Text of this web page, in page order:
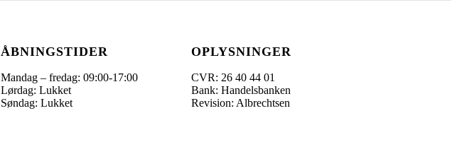
ÅBNINGSTIDER
Mandag – fredag: 09:00-17:00
Lørdag: Lukket
Søndag: Lukket
OPLYSNINGER
CVR: 26 40 44 01
Bank: Handelsbanken
Revision: Albrechtsen